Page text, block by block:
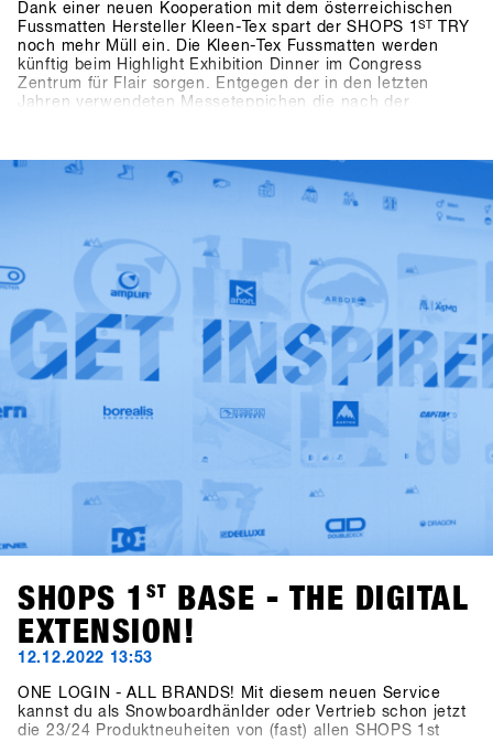
Dank einer neuen Kooperation mit dem österreichischen
Fussmatten Hersteller Kleen-Tex spart der SHOPS 1ST
TRY
noch mehr Müll ein. Die Kleen-Tex Fussmatten werden
künftig beim Highlight Exhibition Dinner im Congress
Zentrum für Flair sorgen. Entgegen der in den letzten
Jahren verwendeten Messeteppichen die nach der
werden. Somit ist der SHOPS 1
TRY, der dank mehrfach
verwendbaren Messestände, Green Caterings,
funktionierenden Mülltrennsystem und der eigenen
„Becher-Waschanlage“ im Aussenbereich ohnehin schon
die Richtlinien für das österreichische „Green Meeting“
Zertifikat erfüllt einer der umweltfreundlichsten Messen der
Sportartikel Branche.
SHOPS 1 ST
BASE - THE DIGITAL
EXTENSION!
12.12.2022 13:53
ONE LOGIN - ALL BRANDS! Mit diesem neuen Service
kannst du als Snowboardhänlder oder Vertrieb schon jetzt
die 23/24 Produktneuheiten von (fast) allen SHOPS 1st